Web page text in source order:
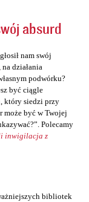
absurd
nam swój
działania
podwórku?
być ciągle
który siedzi przy
może być w Twojej
Polecamy
inwigilacja z
bibliotek